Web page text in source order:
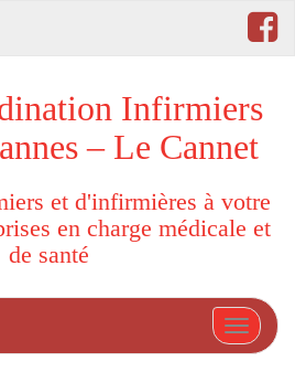
Infirmiers
– Le Cannet
et d'infirmières à votre
en charge médicale et
de santé